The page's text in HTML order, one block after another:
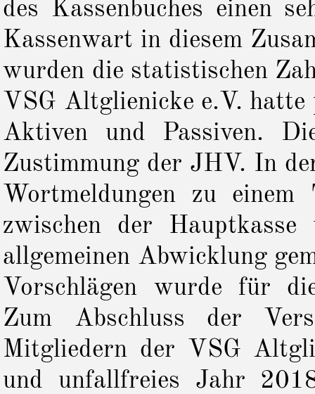
des Kassenbuches einen
Kassenwart in diesem
wurden die statistischen
VSG Altglienicke e.V.
Aktiven und Passiven.
Zustimmung der JHV. In
Wortmeldungen zu
zwischen der
allgemeinen Abwicklung
Vorschlägen wurde für
Zum Abschluss der
Mitgliedern der VSG
und unfallfreies Jahr